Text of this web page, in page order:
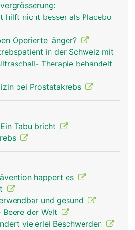
hilft nicht besser als Placebo
Operierte länger?
in der Schweiz mit
Therapie behandelt
bei Prostatakrebs
Tabu bricht
happert es
und gesund
Beere der Welt
vielerlei Beschwerden